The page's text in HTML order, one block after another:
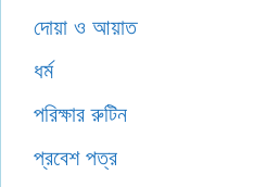
দোয়া ও আয়াত
ধর্ম
পরিক্ষার রুটিন
প্রবেশ পত্র